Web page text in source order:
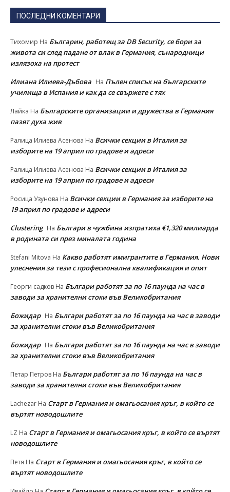
ПОСЛЕДНИ КОМЕНТАРИ
Тихомир На Българин, работещ за DB Security, се бори за
живота си след падане от влак в Германия, сънародници
излязоха на протест
Илиана Илиева-Дъбова На Пълен списък на българските
училища в Испания и как да се свържете с тях
Лайка На Българските организации и дружества в Германия
пазят духа жив
Ралица Илиева Асенова На Всички секции в Италия за
изборите на 19 април по градове и адреси
Ралица Илиева Асенова На Всички секции в Италия за
изборите на 19 април по градове и адреси
Росица Узунова На Всички секции в Германия за изборите на
19 април по градове и адреси
Clustering На Българи в чужбина изпратиха €1,320 милиарда
в родината си през миналата година
Stefani Mitova На Какво работят имигрантите в Германия. Нови
улеснeния за тези с професионална квалификация и опит
Георги садков На Българи работят за по 16 паунда на час в
заводи за хранителни стоки във Великобритания
Божидар На Българи работят за по 16 паунда на час в заводи
за хранителни стоки във Великобритания
Божидар На Българи работят за по 16 паунда на час в заводи
за хранителни стоки във Великобритания
Петар Петров На Българи работят за по 16 паунда на час в
заводи за хранителни стоки във Великобритания
Lachezar На Старт в Германия и омагьосания кръг, в който се
въртят новодошлите
LZ На Старт в Германия и омагьосания кръг, в който се въртят
новодошлите
Петя На Старт в Германия и омагьосания кръг, в който се
въртят новодошлите